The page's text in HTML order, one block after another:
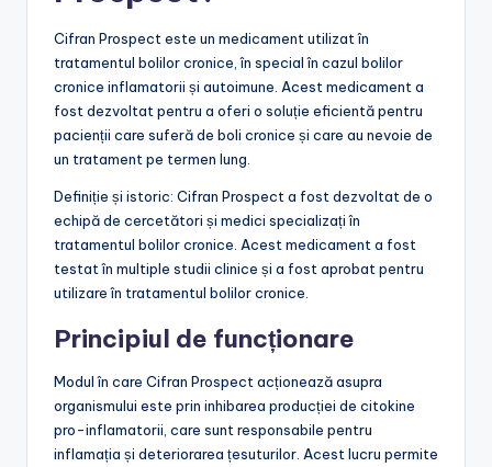
Cifran Prospect este un medicament utilizat în
tratamentul bolilor cronice, în special în cazul bolilor
cronice inflamatorii și autoimune. Acest medicament a
fost dezvoltat pentru a oferi o soluție eficientă pentru
pacienții care suferă de boli cronice și care au nevoie de
un tratament pe termen lung.
Definiție și istoric: Cifran Prospect a fost dezvoltat de o
echipă de cercetători și medici specializați în
tratamentul bolilor cronice. Acest medicament a fost
testat în multiple studii clinice și a fost aprobat pentru
utilizare în tratamentul bolilor cronice.
Principiul de funcționare
Modul în care Cifran Prospect acționează asupra
organismului este prin inhibarea producției de citokine
pro-inflamatorii, care sunt responsabile pentru
inflamația și deteriorarea țesuturilor. Acest lucru permite